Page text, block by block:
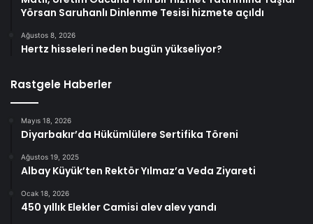
Yörsan Saruhanlı Dinlenme Tesisi hizmete açıldı
Ağustos 8, 2026
Hertz hisseleri neden bugün yükseliyor?
Rastgele Haberler
Mayıs 18, 2026
Diyarbakır’da Hükümlülere Sertifika Töreni
Ağustos 19, 2025
Albay Küyük’ten Rektör Yılmaz’a Veda Ziyareti
Ocak 18, 2026
450 yıllık Elekler Camisi alev alev yandı